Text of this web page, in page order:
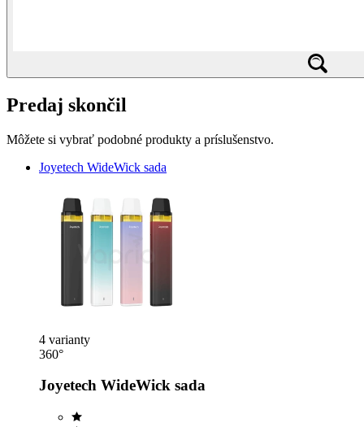
Predaj skončil
Môžete si vybrať podobné produkty a príslušenstvo.
Joyetech WideWick sada
4 varianty
360°
Joyetech WideWick sada